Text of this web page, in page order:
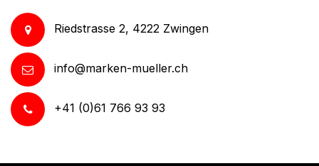
Riedstrasse 2, 4222 Zwingen
info@marken-mueller.ch
+41 (0)61 766 93 93